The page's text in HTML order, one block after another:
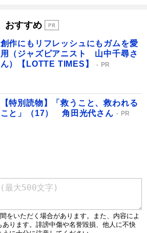
おすすめ
創作にもリフレッシュにもガムを愛
用（ジャズピアニスト 山中千尋さ
ん）【LOTTE TIMES】
PR
【特別読物】「救うこと、救われる
こと」（17） 角田光代さん
PR